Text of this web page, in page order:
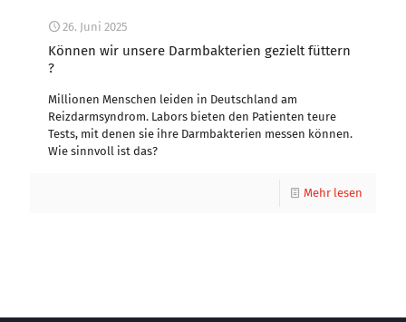
26. Juni 2025
Können wir unsere Darmbakterien gezielt füttern
?
Millionen Menschen leiden in Deutschland am
Reizdarmsyndrom. Labors bieten den Patienten teure
Tests, mit denen sie ihre Darmbakterien messen können.
Wie sinnvoll ist das?
Mehr lesen